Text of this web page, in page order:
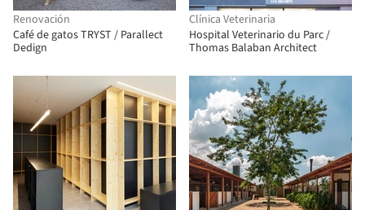
Renovación
Café de gatos TRYST / Parallect
Dedign
Clínica Veterinaria
Hospital Veterinario du Parc /
Thomas Balaban Architect